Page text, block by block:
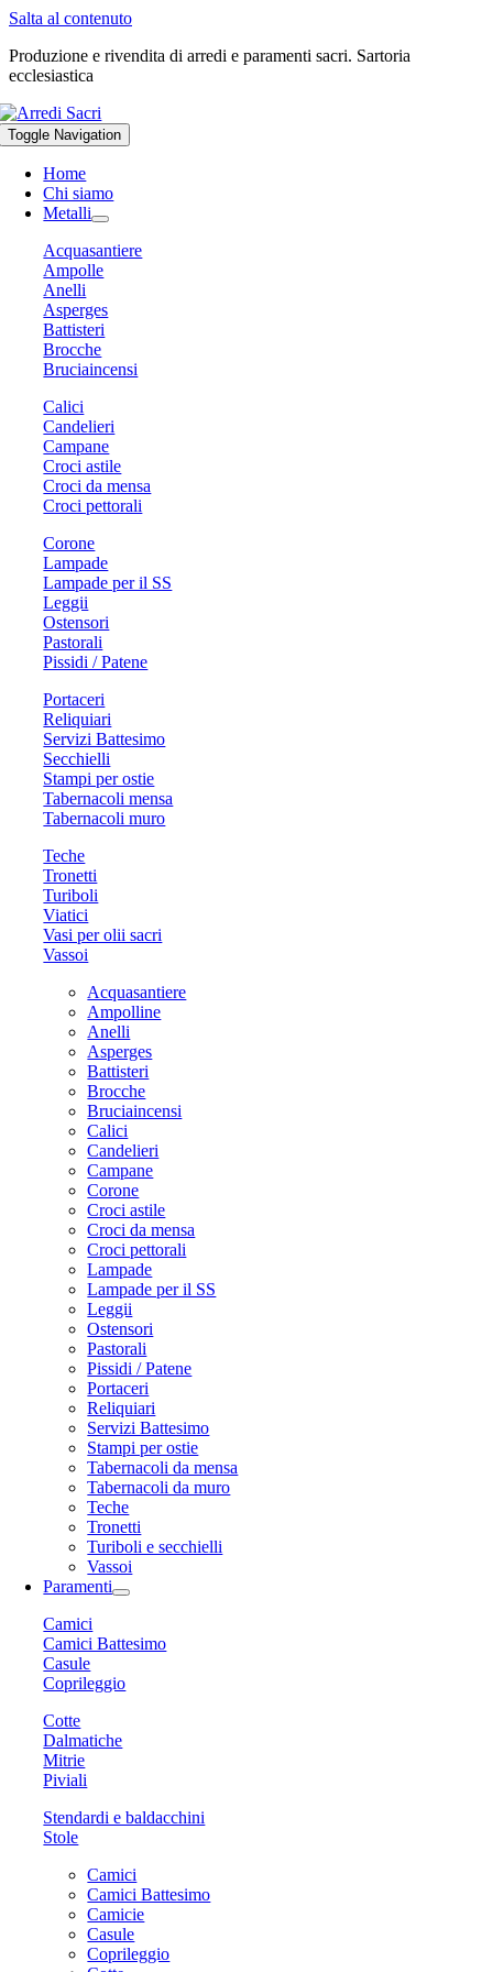
Salta al contenuto
Produzione e rivendita di arredi e paramenti sacri. Sartoria
ecclesiastica
Toggle Navigation
Home
Chi siamo
Metalli
Acquasantiere
Ampolle
Anelli
Asperges
Battisteri
Brocche
Bruciaincensi
Calici
Candelieri
Campane
Croci astile
Croci da mensa
Croci pettorali
Corone
Lampade
Lampade per il SS
Leggii
Ostensori
Pastorali
Pissidi / Patene
Portaceri
Reliquiari
Servizi Battesimo
Secchielli
Stampi per ostie
Tabernacoli mensa
Tabernacoli muro
Teche
Tronetti
Turiboli
Viatici
Vasi per olii sacri
Vassoi
Acquasantiere
Ampolline
Anelli
Asperges
Battisteri
Brocche
Bruciaincensi
Calici
Candelieri
Campane
Corone
Croci astile
Croci da mensa
Croci pettorali
Lampade
Lampade per il SS
Leggii
Ostensori
Pastorali
Pissidi / Patene
Portaceri
Reliquiari
Servizi Battesimo
Stampi per ostie
Tabernacoli da mensa
Tabernacoli da muro
Teche
Tronetti
Turiboli e secchielli
Vassoi
Paramenti
Camici
Camici Battesimo
Casule
Coprileggio
Cotte
Dalmatiche
Mitrie
Piviali
Stendardi e baldacchini
Stole
Camici
Camici Battesimo
Camicie
Casule
Coprileggio